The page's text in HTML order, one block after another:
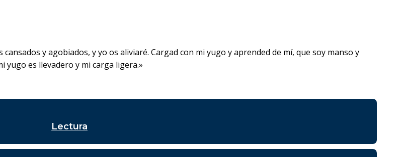
y agobiados, y yo os aliviaré. Cargad con mi yugo y aprended de mí, que soy manso y
yugo es llevadero y mi carga ligera.»
Lectura